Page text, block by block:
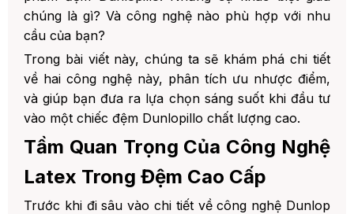
2. Đặc Điểm Nổi Bật Của Latex
3. Ứng Dụng Công Nghệ Dunlop
Trong Đệm Dunlopillo
3. Công Nghệ Talalay: Đỉnh Cao Của Sự Tinh
Tế
1. Quy Trình Sản Xuất Latex Talalay
Chi Tiết
2. Đặc Điểm Độc Đáo Của Latex
Talalay
chúng là gì? Và công nghệ nào phù hợp với nhu
cầu của bạn?
Trong bài viết này, chúng ta sẽ khám phá chi tiết
về hai công nghệ này, phân tích ưu nhược điểm,
và giúp bạn đưa ra lựa chọn sáng suốt khi đầu tư
vào một chiếc đệm Dunlopillo chất lượng cao.
Tầm Quan Trọng Của Công Nghệ
Latex Trong Đệm Cao Cấp
Trước khi đi sâu vào chi tiết về công nghệ Dunlop